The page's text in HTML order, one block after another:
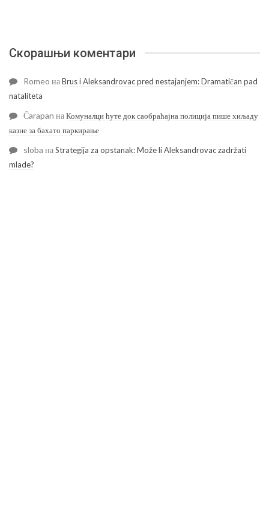
Скорашњи коментари
Romeo наBrus i Aleksandrovac pred nestajanjem: Dramatičan pad
nataliteta
Čarapan наКомуналци ћуте док саобраћајна полиција пише хиљаду
казне за бахато паркирање
sloba наStrategija za opstanak: Može li Aleksandrovac zadržati
mlade?